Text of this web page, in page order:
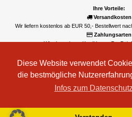
Diese Website verwendet
die bestmögliche
Infos zum Datenschutz
Ihre Vorteile:
Versandkosten
Wir liefern kostenlos ab EUR 50,- Bestellwert
Zahlungsarten
Wir akzeptieren Kreditkarte, PayPal,